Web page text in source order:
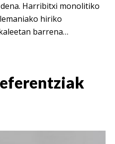
Harribitxi monolitiko
hiriko
barrena…